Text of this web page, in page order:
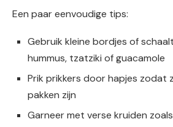
Een paar eenvoudige tips:
Gebruik kleine bordjes of
hummus, tzatziki of guacamole
Prik prikkers door hapjes zodat
pakken zijn
Garneer met verse kruiden